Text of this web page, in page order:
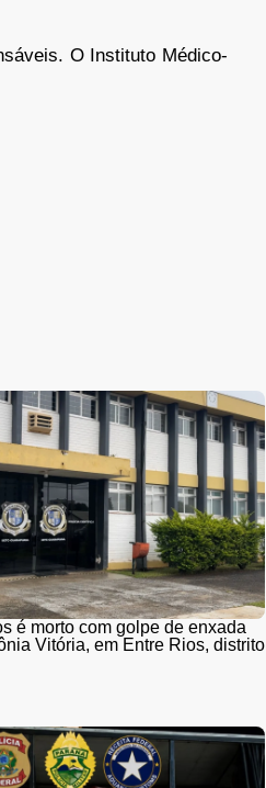
O Instituto Médico-
é morto com golpe de enxada
Vitória, em Entre Rios, distrito